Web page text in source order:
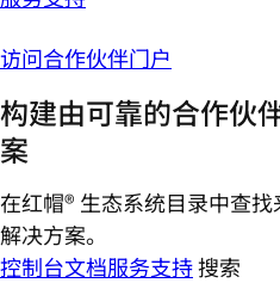
访问合作伙伴门户
构建由可靠的合作伙
案
在红帽® 生态系统目录中查
解决方案。
控制台文档服务支持搜索